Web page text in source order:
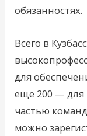
обязанностях.
Всего в
для
еще 200 — для
частью
можно